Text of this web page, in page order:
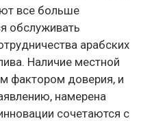
все больше
обслуживать
арабских
Наличие местной
фактором доверия, и
намерена
сочетаются с